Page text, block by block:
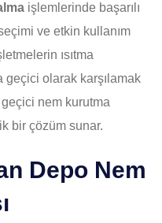
işlemlerinde başarılı
ve etkin kullanım
ısıtma
olarak karşılamak
nem kurutma
bir çözüm sunar.
Depo Nem